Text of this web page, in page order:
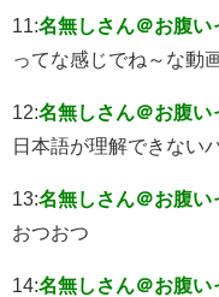
11:名無しさん＠お腹い
ってな感じでね～な動
12:名無しさん＠お腹い
日本語が理解できない
13:名無しさん＠お腹い
おつおつ
14:名無しさん＠お腹い